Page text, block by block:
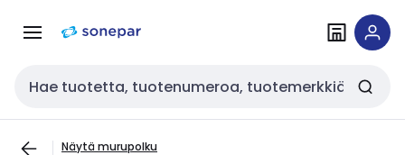
navigointiinsisältöön
Haku
Näytä murupolku